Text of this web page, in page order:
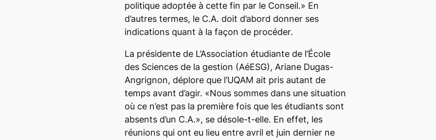
politique adoptée à cette fin par le Conseil.» En
d’autres termes, le C.A. doit d’abord donner ses
indications quant à la façon de procéder.
La présidente de L’Association étudiante de l’École
des Sciences de la gestion (AéESG), Ariane Dugas-
Angrignon, déplore que l’UQAM ait pris autant de
temps avant d’agir. «Nous sommes dans une situation
où ce n’est pas la première fois que les étudiants sont
absents d’un C.A.», se désole-t-elle. En effet, les
réunions qui ont eu lieu entre avril et juin dernier ne